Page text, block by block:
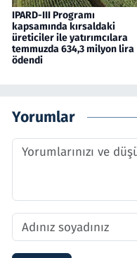
IPARD-III Programı
kapsamında kırsaldaki
üreticiler ile yatırımcılara
temmuzda 634,3 milyon lira
ödendi
Yorumlar